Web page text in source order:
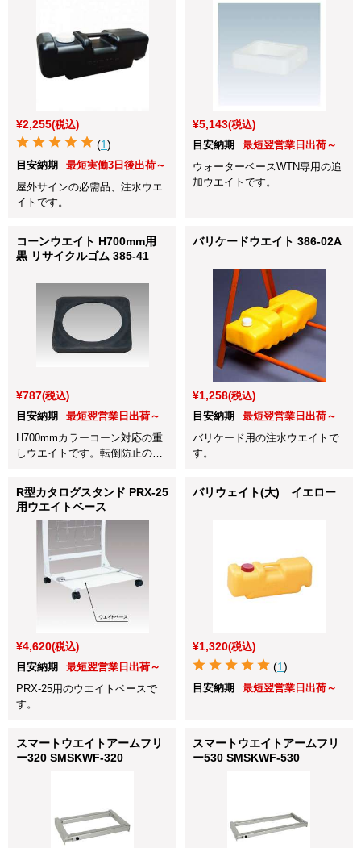
¥2,255(税込)
(1)
目安納期
最短実働3日後出荷～
屋外サインの必需品、注水ウエ
イトです。
¥5,143(税込)
目安納期
最短翌営業日出荷～
ウォーターベースWTN専用の追
加ウエイトです。
コーンウエイト H700mm用
黒 リサイクルゴム 385-41
¥787(税込)
目安納期
最短翌営業日出荷～
H700mmカラーコーン対応の重
しウエイトです。転倒防止のオ
バリケードウエイト 386-02A
¥1,258(税込)
目安納期
最短翌営業日出荷～
バリケード用の注水ウエイトで
す。
R型カタログスタンド PRX-25
用ウエイトベース
¥4,620(税込)
目安納期
最短翌営業日出荷～
PRX-25用のウエイトベースで
す。
バリウェイト(大) イエロー
¥1,320(税込)
(1)
目安納期 最短翌営業日出荷～
スマートウエイトアームフリ
ー320 SMSKWF-320
スマートウエイトアームフリ
ー530 SMSKWF-530